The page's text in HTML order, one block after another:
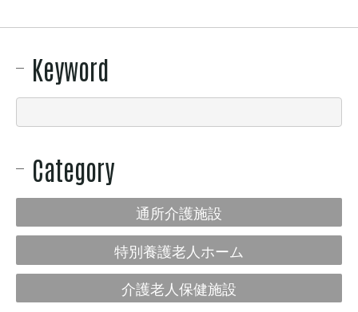
Keyword
Category
通所介護施設
特別養護老人ホーム
介護老人保健施設